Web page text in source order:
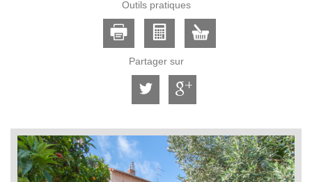
Outils pratiques
Partager sur